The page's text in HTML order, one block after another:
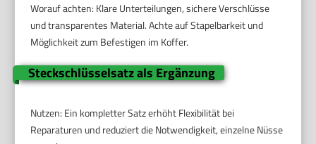
Worauf achten: Klare Unterteilungen, sichere Verschlüsse
und transparentes Material. Achte auf Stapelbarkeit und
Möglichkeit zum Befestigen im Koffer.
Steckschlüsselsatz als Ergänzung
Nutzen: Ein kompletter Satz erhöht Flexibilität bei
Reparaturen und reduziert die Notwendigkeit, einzelne Nüsse